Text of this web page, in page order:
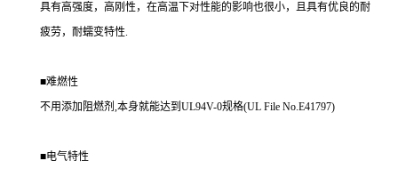
具有高强度，高刚性，在高温下对性能的影响也很小，且具有优良的耐
疲劳，耐蠕变特性.
■难燃性
不用添加阻燃剂,本身就能达到UL94V-0规格(UL File No.E41797)
■电气特性